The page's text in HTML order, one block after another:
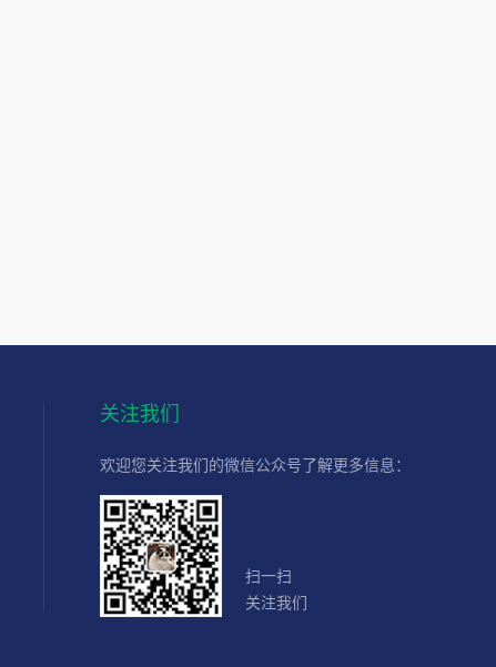
关注我们
欢迎您关注我们的微信公众号了解更多信息：
扫一扫
关注我们